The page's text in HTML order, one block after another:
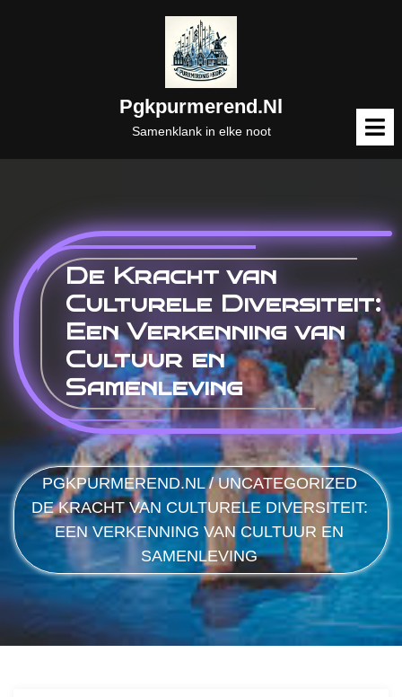
Pgkpurmerend.nl
Samenklank in elke noot
De Kracht van
Culturele Diversiteit:
Een Verkenning van
Cultuur en
Samenleving
PGKPURMEREND.NL /UNCATEGORIZED
DE KRACHT VAN CULTURELE DIVERSITEIT:
EEN VERKENNING VAN CULTUUR EN
SAMENLEVING